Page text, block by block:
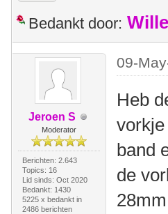
Bedankt door:
Jeroen S
Moderator
Berichten: 2.643
Topics: 16
Lid sinds: Oct 2020
Bedankt: 1430
5225 x bedankt in
2486 berichten
09-
Heb
band
de